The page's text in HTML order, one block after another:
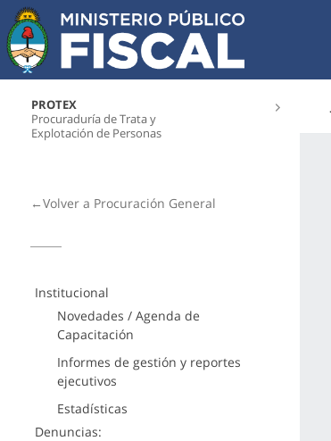
PROTEX
Procuraduría de Trata y
Explotación de Personas
←Volver a Procuración General
Institucional
Novedades / Agenda de
Capacitación
Informes de gestión y reportes
ejecutivos
Estadísticas
Denuncias: